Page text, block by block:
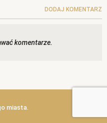
DODAJ KOMENTARZ
komentarze.
miasta.